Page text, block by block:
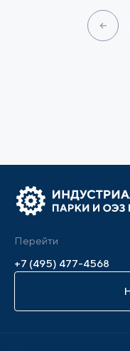
Перейти
+7 (495) 477-4568